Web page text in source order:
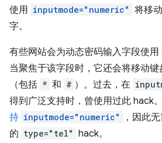
使用 inputmode="numeric" 将移
字。
有些网站会为动态密码输入字段使用
当聚焦于该字段时，它还会将移动
（包括 * 和 # ）。过去，在
得到广泛支持时，曾使用过此 hack
持 inputmode="numeric"
，因此
的 type="tel" hack。